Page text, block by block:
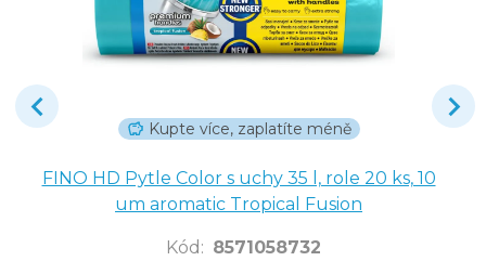
Kupte více, zaplatíte méně
FINO HD Pytle Color s uchy 35 l, role 20 ks, 10
um aromatic Tropical Fusion
Kód : 8571058732